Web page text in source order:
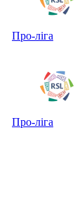
Про-ліга
Про-ліга